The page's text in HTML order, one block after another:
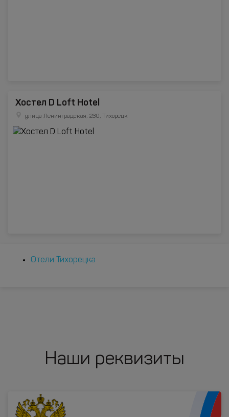
Хостел D Loft Hotel
улица Ленинградская, 230, Тихорецк
Отели Тихорецка
Наши реквизиты